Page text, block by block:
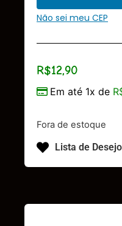
Não sei meu CEP
R$12,90
Em até 1x de
Fora de estoque
Lista de